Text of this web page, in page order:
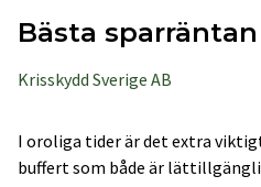
Bästa
Krisskydd Sverige AB
I oroliga tider är det extra
buffert som både är